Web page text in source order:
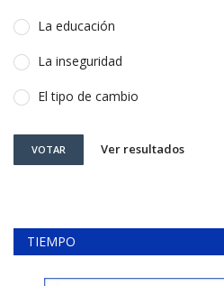
La educación
La inseguridad
El tipo de cambio
VOTAR Ver resultados
TIEMPO